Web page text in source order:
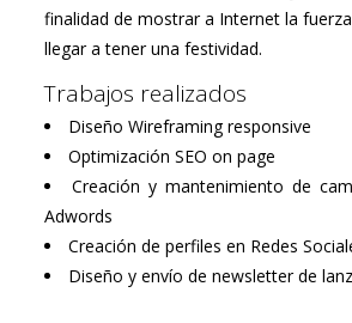
finalidad de mostrar a Internet la
llegar a tener una festividad.
Trabajos realizados
Diseño Wireframing responsive
Optimización SEO on page
Creación y mantenimiento de
Adwords
Creación de perfiles en Redes
Diseño y envío de newsletter de